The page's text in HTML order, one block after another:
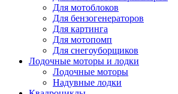
Для мотоблоков
Для бензогенераторов
Для картинга
Для мотопомп
Для снегоуборщиков
Лодочные моторы и лодки
Лодочные моторы
Надувные лодки